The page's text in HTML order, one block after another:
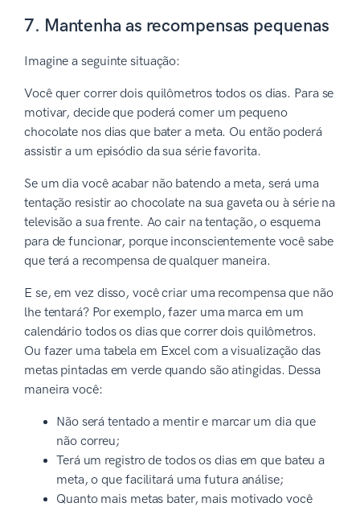
7. Mantenha as recompensas pequenas
Imagine a seguinte situação:
Você quer correr dois quilômetros todos os dias. Para se
motivar, decide que poderá comer um pequeno
chocolate nos dias que bater a meta. Ou então poderá
assistir a um episódio da sua série favorita.
Se um dia você acabar não batendo a meta, será uma
tentação resistir ao chocolate na sua gaveta ou à série na
televisão a sua frente. Ao cair na tentação, o esquema
para de funcionar, porque inconscientemente você sabe
que terá a recompensa de qualquer maneira.
E se, em vez disso, você criar uma recompensa que não
lhe tentará? Por exemplo, fazer uma marca em um
calendário todos os dias que correr dois quilômetros.
Ou fazer uma tabela em Excel com a visualização das
metas pintadas em verde quando são atingidas. Dessa
maneira você:
Não será tentado a mentir e marcar um dia que
não correu;
Terá um registro de todos os dias em que bateu a
meta, o que facilitará uma futura análise;
Quanto mais metas bater, mais motivado você